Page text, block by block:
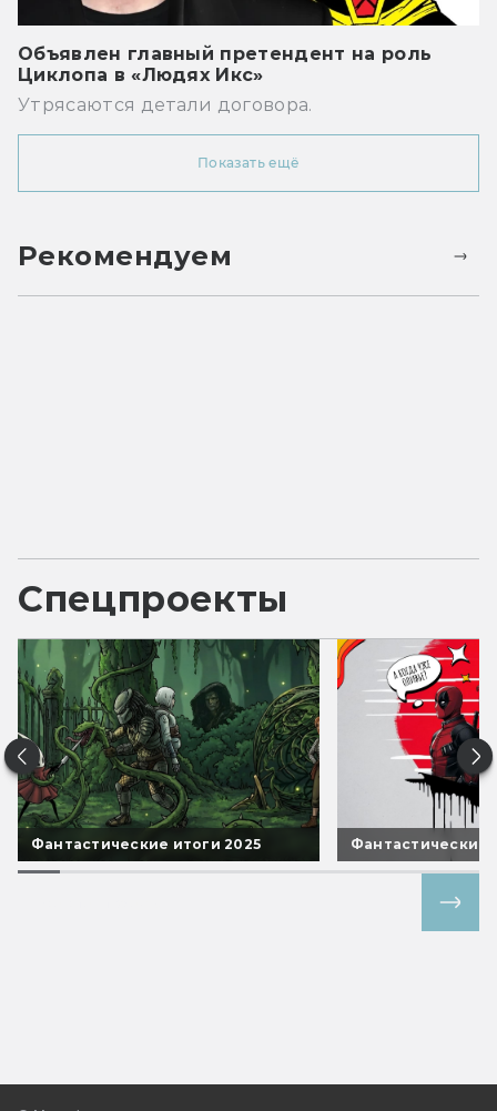
Объявлен главный претендент на роль
Циклопа в «Людях Икс»
Утрясаются детали договора.
Показать ещё
Рекомендуем
Спецпроекты
Фантастические итоги 2025 Фантастические